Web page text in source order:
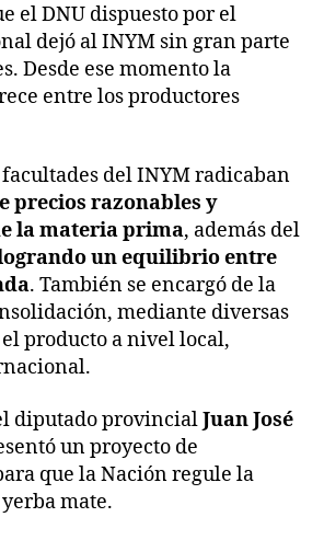
el DNU dispuesto por el
dejó al INYM sin gran parte
Desde ese momento la
entre los productores
del INYM radicaban
precios razonables y
la materia prima, además del
un equilibrio entre
. También se encargó de la
mediante diversas
producto a nivel local,
diputado provincialJuan José
un proyecto de
que la Nación regule la
mate.